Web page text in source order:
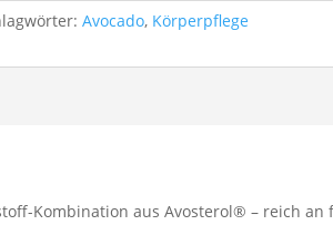
Avocado, Körperpflege
Kombination aus Avosterol® – reich